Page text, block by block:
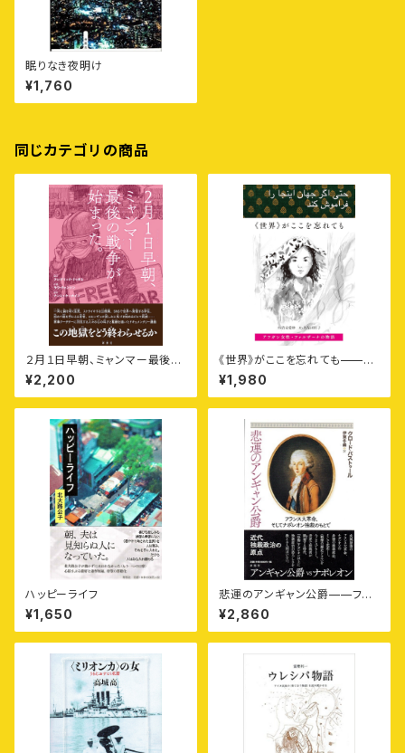
眠りなき夜明け
¥1,760
同じカテゴリの商品
２月１日早朝、ミャンマー最後の
戦争が始まった。
¥2,200
《世界》がここを忘れても——ア
フガン女性ファルザーナの物語
¥1,980
ハッピーライフ
¥1,650
悲運のアンギャン公爵——フラ
ンス大革命、そしてナポレオン独
裁のもとで
¥2,860